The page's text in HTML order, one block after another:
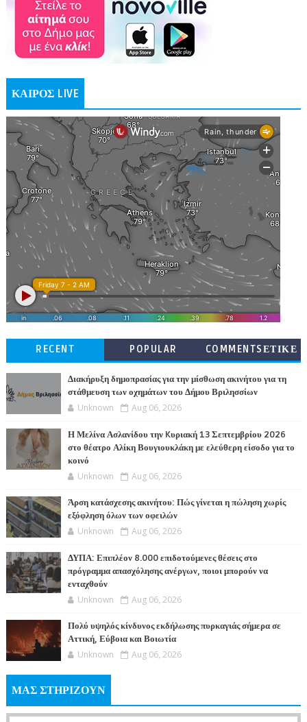
ΚΑΙΡΟΣ LIVE
RECENT POPULAR
COMMENTSΕΤΙΚΕ
Διακήρυξη δημοπρασίας για την μίσθωση ακινήτου για τη
στάθμευση των οχημάτων του Δήμου Βριλησσίων
Unknown Aug 06, 2026
Η Μελίνα Ασλανίδου την Kυριακή 13 Σεπτεμβρίου 2026
στο θέατρο Αλίκη Βουγιουκλάκη με ελεύθερη είσοδο για το
κοινό
Unknown Aug 06, 2026
Άρση κατάσχεσης ακινήτου: Πώς γίνεται η πώληση χωρίς
εξόφληση όλων των οφειλών
Unknown Aug 06, 2026
ΔΥΠΑ: Επιπλέον 8.000 επιδοτούμενες θέσεις στο
πρόγραμμα απασχόλησης ανέργων, ποιοι μπορούν να
ενταχθούν
Unknown Aug 06, 2026
Πολύ υψηλός κίνδυνος εκδήλωσης πυρκαγιάς σήμερα σε
Αττική, Εύβοια και Βοιωτία
Unknown Aug 06, 2026
ΜΑΣ ΣΤΗΡΙΖΟΥΝ